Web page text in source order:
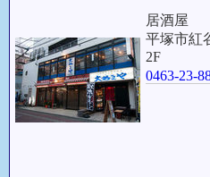
居酒屋
平塚市紅
2F
0463-23-